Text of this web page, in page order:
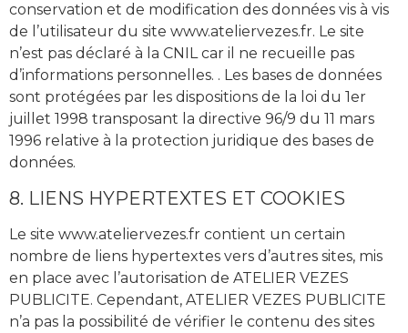
conservation et de modification des données vis à vis
de l’utilisateur du site www.ateliervezes.fr. Le site
n’est pas déclaré à la CNIL car il ne recueille pas
d’informations personnelles. . Les bases de données
sont protégées par les dispositions de la loi du 1er
juillet 1998 transposant la directive 96/9 du 11 mars
1996 relative à la protection juridique des bases de
données.
8. LIENS HYPERTEXTES ET COOKIES
Le site www.ateliervezes.fr contient un certain
nombre de liens hypertextes vers d’autres sites, mis
en place avec l’autorisation de ATELIER VEZES
PUBLICITE. Cependant, ATELIER VEZES PUBLICITE
n’a pas la possibilité de vérifier le contenu des sites